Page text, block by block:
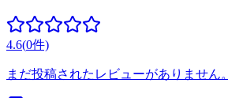
4.6(0件)
まだ投稿されたレビューがありません。